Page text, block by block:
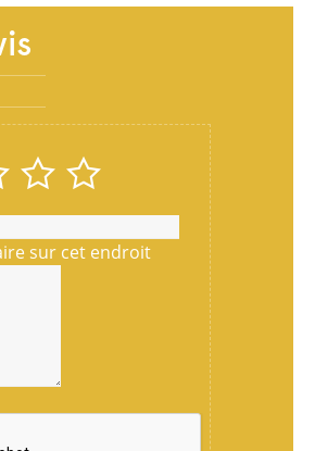
sur cet endroit